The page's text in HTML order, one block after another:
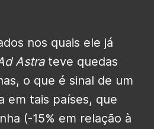
nos quais ele já
Astrateve quedas
o que é sinal de um
em tais países, que
(-15% em relação à